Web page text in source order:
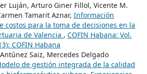
Luján, Arturo Giner Fillol, Vicente M.
Tamarit Aznar, Información
costos para la toma de decisiones en la
de Valencia , COFIN Habana: Vol.
COFIN Habana
Saiz, Mercedes Delgado
de gestión integrada de la calidad